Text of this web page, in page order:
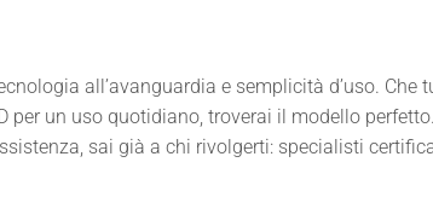
all’avanguardia e semplicità d’uso. Che
per un uso quotidiano, troverai il modello perfetto.
sai già a chi rivolgerti: specialisti